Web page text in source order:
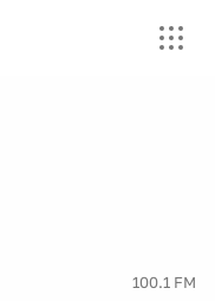
100.1 FM